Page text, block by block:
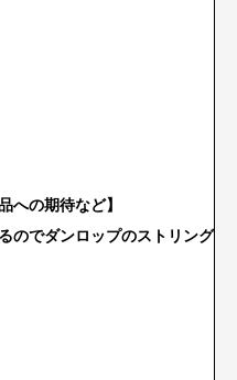
への期待など】
のでダンロップのストリング